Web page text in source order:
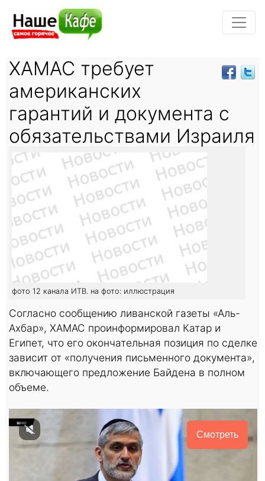
ХАМАС требует
американских
гарантий и документа с
обязательствами Израиля
фото 12 канала ИТВ. на фото: иллюстрация
Согласно сообщению ливанской газеты «Аль-
Ахбар», ХАМАС проинформировал Катар и
Египет, что его окончательная позиция по сделке
зависит от «получения письменного документа»,
включающего предложение Байдена в полном
объеме.
Смотреть